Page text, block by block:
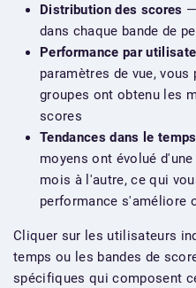
Distribution des scores
dans chaque bande de
Performance par
paramètres de vue,
groupes ont obtenu les
scores
Tendances dans le temps
moyens ont évolué
mois à l'autre, ce qui
performance s'améliore
Cliquer sur les utilisateurs
temps ou les bandes de
spécifiques qui composent